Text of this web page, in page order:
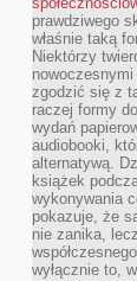
prawdziwego
właśnie taką
Niektórzy
zgodzić się z
raczej formy
wydań
audiobooki,
alternatywą.
książek
wykonywania
pokazuje, że
nie zanika,
wyłącznie to,